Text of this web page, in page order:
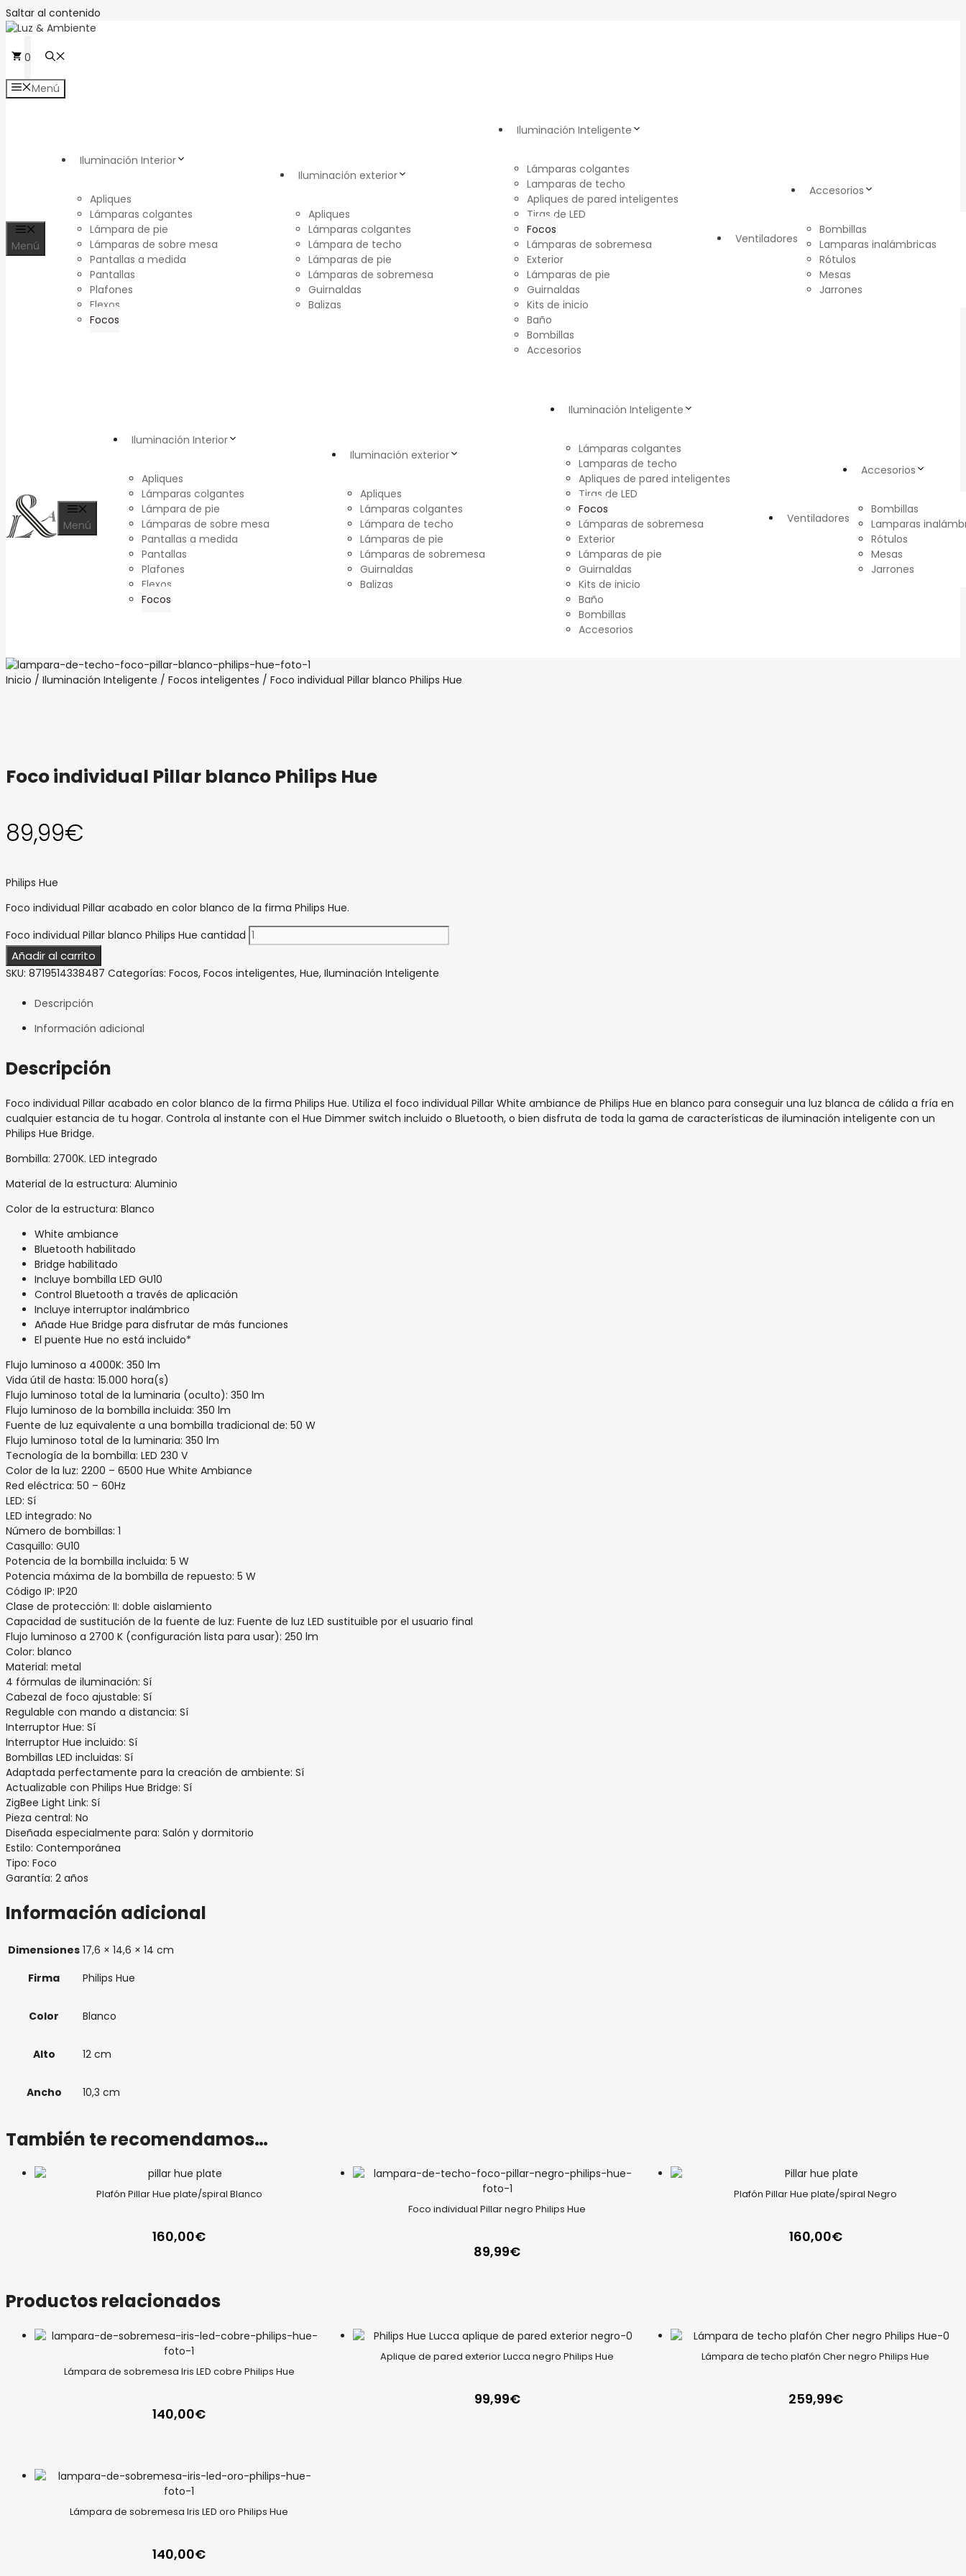
Saltar al contenido
0
Menú
Menú
Iluminación Interior
Apliques
Lámparas colgantes
Lámpara de pie
Lámparas de sobre mesa
Pantallas a medida
Pantallas
Plafones
Flexos
Focos
Iluminación exterior
Apliques
Lámparas colgantes
Lámpara de techo
Lámparas de pie
Lámparas de sobremesa
Guirnaldas
Balizas
Iluminación Inteligente
Lámparas colgantes
Lamparas de techo
Apliques de pared inteligentes
Tiras de LED
Focos
Lámparas de sobremesa
Exterior
Lámparas de pie
Guirnaldas
Kits de inicio
Baño
Bombillas
Accesorios
Ventiladores
Accesorios
Bombillas
Lamparas inalámbricas
Rótulos
Mesas
Jarrones
Menú
Iluminación Interior
Apliques
Lámparas colgantes
Lámpara de pie
Lámparas de sobre mesa
Pantallas a medida
Pantallas
Plafones
Flexos
Focos
Iluminación exterior
Apliques
Lámparas colgantes
Lámpara de techo
Lámparas de pie
Lámparas de sobremesa
Guirnaldas
Balizas
Iluminación Inteligente
Lámparas colgantes
Lamparas de techo
Apliques de pared inteligentes
Tiras de LED
Focos
Lámparas de sobremesa
Exterior
Lámparas de pie
Guirnaldas
Kits de inicio
Baño
Bombillas
Accesorios
Ventiladores
Accesorios
Bombillas
Lamparas
Rótulos
Mesas
Jarrones
Inicio / Iluminación Inteligente / Focos inteligentes / Foco individual Pillar blanco Philips Hue
Foco individual Pillar blanco Philips Hue
89,99€
Philips Hue
Foco individual Pillar acabado en color blanco de la firma Philips Hue.
Foco individual Pillar blanco Philips Hue cantidad
Añadir al carrito
SKU: 8719514338487 Categorías: Focos, Focos inteligentes, Hue, Iluminación Inteligente
Descripción
Información adicional
Descripción
Foco individual Pillar acabado en color blanco de la firma Philips Hue. Utiliza el foco individual Pillar White ambiance de Philips Hue en blanco para conseguir una luz blanca de cálida a fría en
cualquier estancia de tu hogar. Controla al instante con el Hue Dimmer switch incluido o Bluetooth, o bien disfruta de toda la gama de características de iluminación inteligente con un
Philips Hue Bridge.
Bombilla: 2700K. LED integrado
Material de la estructura: Aluminio
Color de la estructura: Blanco
White ambiance
Bluetooth habilitado
Bridge habilitado
Incluye bombilla LED GU10
Control Bluetooth a través de aplicación
Incluye interruptor inalámbrico
Añade Hue Bridge para disfrutar de más funciones
El puente Hue no está incluido*
Flujo luminoso a 4000K: 350 lm
Vida útil de hasta: 15.000 hora(s)
Flujo luminoso total de la luminaria (oculto): 350 lm
Flujo luminoso de la bombilla incluida: 350 lm
Fuente de luz equivalente a una bombilla tradicional de: 50 W
Flujo luminoso total de la luminaria: 350 lm
Tecnología de la bombilla: LED 230 V
Color de la luz: 2200 – 6500 Hue White Ambiance
Red eléctrica: 50 – 60Hz
LED: Sí
LED integrado: No
Número de bombillas: 1
Casquillo: GU10
Potencia de la bombilla incluida: 5 W
Potencia máxima de la bombilla de repuesto: 5 W
Código IP: IP20
Clase de protección: II: doble aislamiento
Capacidad de sustitución de la fuente de luz: Fuente de luz LED sustituible por el usuario final
Flujo luminoso a 2700 K (configuración lista para usar): 250 lm
Color: blanco
Material: metal
4 fórmulas de iluminación: Sí
Cabezal de foco ajustable: Sí
Regulable con mando a distancia: Sí
Interruptor Hue: Sí
Interruptor Hue incluido: Sí
Bombillas LED incluidas: Sí
Adaptada perfectamente para la creación de ambiente: Sí
Actualizable con Philips Hue Bridge: Sí
ZigBee Light Link: Sí
Pieza central: No
Diseñada especialmente para: Salón y dormitorio
Estilo: Contemporánea
Tipo: Foco
Garantía: 2 años
Información adicional
Dimensiones 17,6 × 14,6 × 14 cm
Firma
Philips Hue
Color Blanco
Alto 12 cm
Ancho 10,3 cm
También te recomendamos…
Plafón Pillar Hue plate/spiral Blanco
160,00€
Foco individual Pillar negro Philips Hue
89,99€
Plafón Pillar Hue plate/spiral Negro
160,00€
Productos relacionados
Lámpara de sobremesa Iris LED cobre Philips Hue
140,00€
Aplique de pared exterior Lucca negro Philips Hue
99,99€
Lámpara de techo plafón Cher negro Philips Hue
259,99€
Lámpara de sobremesa Iris LED oro Philips Hue
140,00€